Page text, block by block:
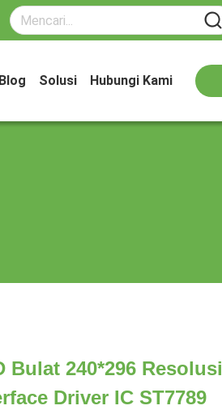
Blog Solusi Hubungi Kami
Bulat 240*296
Driver IC ST7789